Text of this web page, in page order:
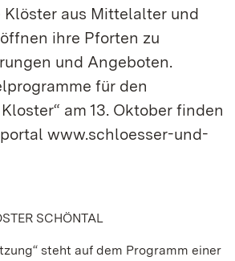
aus Mittelalter und
ihre Pforten zu
und Angeboten.
für den
am 13. Oktober finden
www.schloesser-und-
SCHÖNTAL
steht auf dem Programm einer